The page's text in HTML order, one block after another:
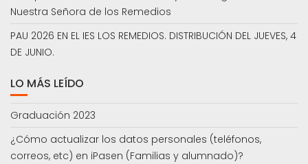
Nuestra Señora de los Remedios
PAU 2026 EN EL IES LOS REMEDIOS. DISTRIBUCIÓN DEL JUEVES, 4
DE JUNIO.
LO MÁS LEÍDO
Graduación 2023
¿Cómo actualizar los datos personales (teléfonos,
correos, etc) en iPasen (Familias y alumnado)?